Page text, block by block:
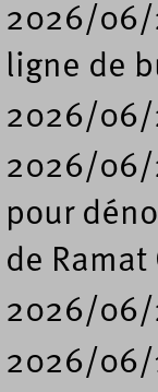
2026/06/
ligne de
2026/06/
2026/06/
pour
de Ramat
2026/06/
2026/06/